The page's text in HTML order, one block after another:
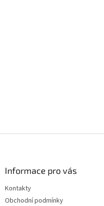
Informace pro vás
Kontakty
Obchodní podmínky